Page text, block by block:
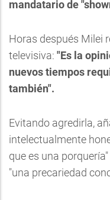
mandatario de
Horas después Milei
televisiva: "Es la
nuevos tiempos
también".
Evitando agredirla,
intelectualmente
que es una
"una precariedad